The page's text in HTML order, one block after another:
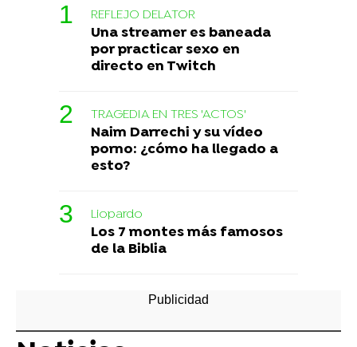
REFLEJO DELATOR
Una streamer es baneada
por practicar sexo en
directo en Twitch
TRAGEDIA EN TRES 'ACTOS'
Naim Darrechi y su vídeo
porno: ¿cómo ha llegado a
esto?
Liopardo
Los 7 montes más famosos
de la Biblia